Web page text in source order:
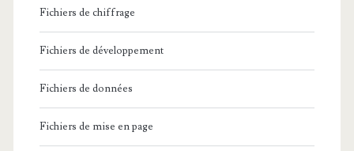
Fichiers de chiffrage
Fichiers de développement
Fichiers de données
Fichiers de mise en page